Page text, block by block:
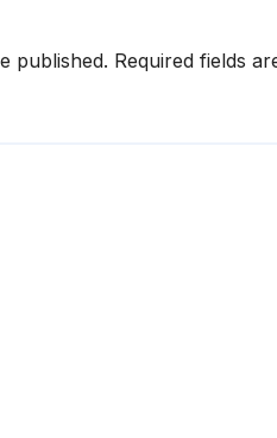
published. Required fields